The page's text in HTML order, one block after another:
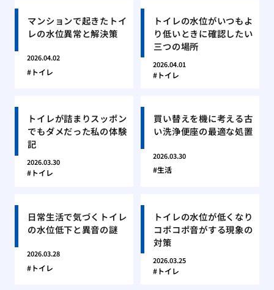
マンションで起きたトイ
レの水位異常と解決策
2026.04.02
トイレ
トイレの水位がいつもよ
り低いときに確認したい
三つの場所
2026.04.01
トイレ
トイレが詰まりスッポン
でもダメだった私の体験
記
2026.03.30
トイレ
買い替えを機に考える古
い洗浄便座の最適な処置
2026.03.30
生活
日常生活で気づくトイレ
の水位低下と異音の謎
2026.03.28
トイレ
トイレの水位が低くなり
コポコポ音がする現象の
対策
2026.03.25
トイレ